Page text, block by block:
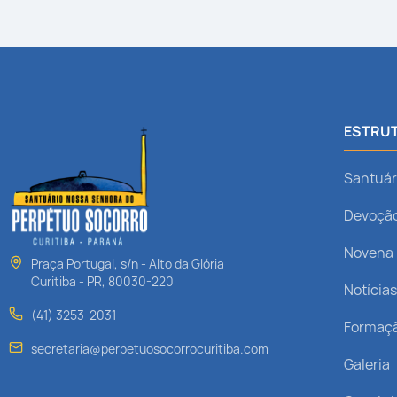
Praça Portugal, s/n - Alto da Glória
Curitiba - PR, 80030-220
(41) 3253-2031
secretaria@perpetuosocorrocuritiba.com
Novena
Notícias
Galeria